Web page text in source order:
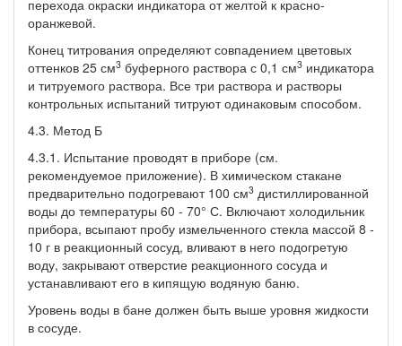
перехода окраски индикатора от желтой к красно-
оранжевой.
Конец титрования определяют совпадением цветовых
оттенков 25 см3 буферного раствора с 0,1 см3 индикатора
и титруемого раствора. Все три раствора и растворы
контрольных испытаний титруют одинаковым способом.
4.3. Метод Б
4.3.1. Испытание проводят в приборе (см.
рекомендуемое приложение). В химическом стакане
предварительно подогревают 100 см3 дистиллированной
воды до температуры 60 - 70° С. Включают холодильник
прибора, всыпают пробу измельченного стекла массой 8 -
10 г в реакционный сосуд, вливают в него подогретую
воду, закрывают отверстие реакционного сосуда и
устанавливают его в кипящую водяную баню.
Уровень воды в бане должен быть выше уровня жидкости
в сосуде.